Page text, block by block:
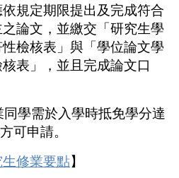
規定期限提出及完成符合
論文，並繳交「研究生學
檢核表」與「學位論文學
表」，並且完成論文口
學需於入學時抵免學分達
可申請。
修業要點】